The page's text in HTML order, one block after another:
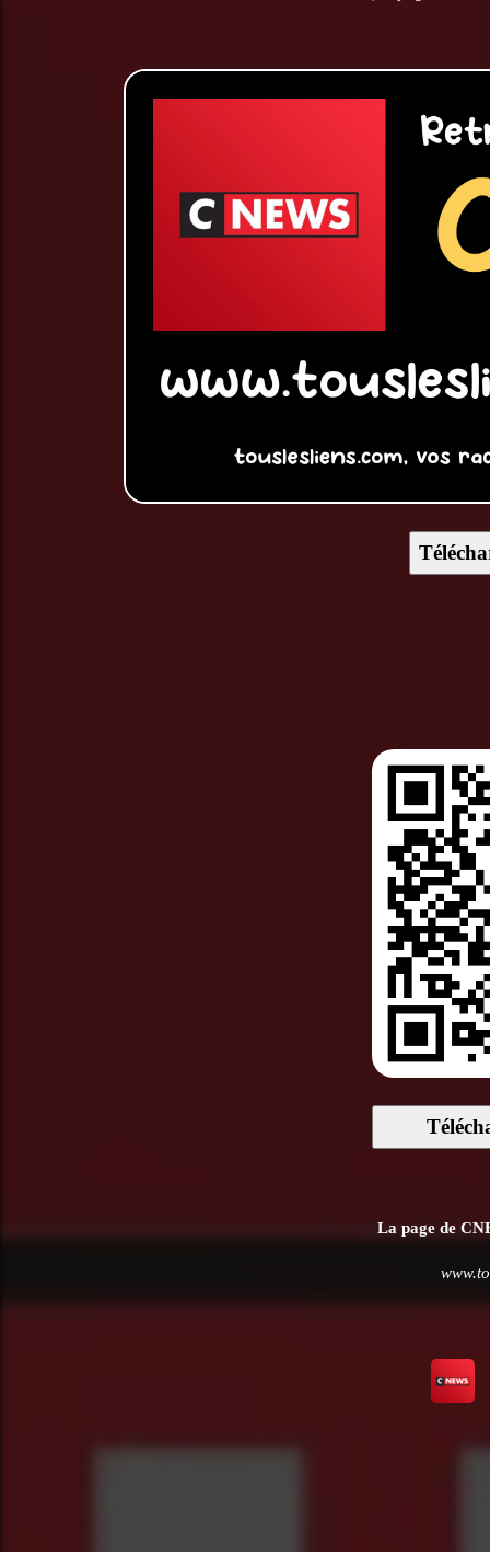
La page de